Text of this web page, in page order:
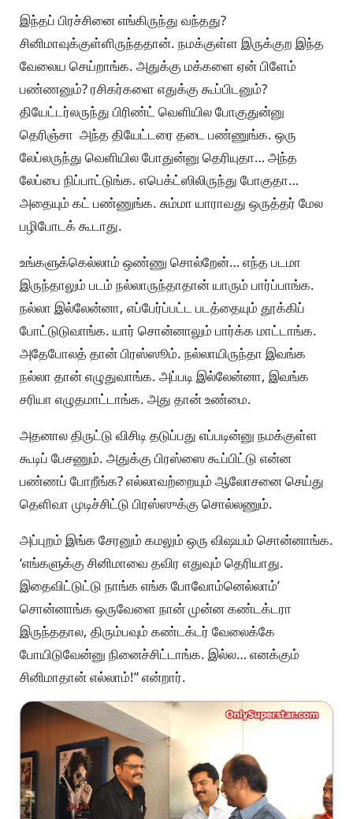
இந்தப் பிரச்சினை எங்கிருந்து வந்தது?
சினிமாவுக்குள்ளிருந்ததான். நமக்குள்ள இருக்குற இந்த
வேலைய செய்றாங்க. அதுக்கு மக்களை ஏன் பிளேம்
பண்ணனும்? ரசிகர்களை எதுக்கு கூப்பிடனும்?
தியேட்டர்லருந்து பிரிண்ட் வெளியில போகுதுன்னு
தெரிஞ்சா அந்த தியேட்டரை தடை பண்ணுங்க. ஒரு
லேப்லருந்து வெளியில போதுன்னு தெரியுதா… அந்த
லேப்பை நிப்பாட்டுங்க. எபெக்ட்ஸிலிருந்து போகுதா…
அதையும் கட் பண்ணுங்க. சும்மா யாராவது ஒருத்தர் மேல
பழிபோடக் கூடாது.
உங்களுக்கெல்லாம் ஒண்ணு சொல்றேன்… எந்த படமா
இருந்தாலும் படம் நல்லாருந்தாதான் யாரும் பார்ப்பாங்க.
நல்லா இல்லேன்னா, எப்பேர்ப்பட்ட படத்தையும் தூக்கிப்
போட்டுடுவாங்க. யார் சொன்னாலும் பார்க்க மாட்டாங்க.
அதேபோலத் தான் பிரஸ்ஸூம். நல்லாயிருந்தா இவங்க
நல்லா தான் எழுதுவாங்க. அப்படி இல்லேன்னா, இவங்க
சரியா எழுதமாட்டாங்க. அது தான் உண்மை.
அதனால திருட்டு விசிடி தடுப்பது எப்படின்னு நமக்குள்ள
கூடிப் பேசணும். அதுக்கு பிரஸ்ஸை கூப்பிட்டு என்ன
பண்ணப் போறீங்க? எல்லாவற்றையும் ஆலோசனை செய்து
தெளிவா முடிச்சிட்டு பிரஸ்ஸுக்கு சொல்லணும்.
அப்புறம் இங்க சேரனும் கமலும் ஒரு விஷயம் சொன்னாங்க.
‘எங்களுக்கு சினிமாவை தவிர எதுவும் தெரியாது.
இதைவிட்டுட்டு நாங்க எங்க போவோம்னெல்லாம்’
சொன்னாங்க ஒருவேளை நான் முன்ன கண்டக்டரா
இருந்ததால, திரும்பவும் கண்டக்டர் வேலைக்கே
போயிடுவேன்னு நினைச்சிட்டாங்க. இல்ல… எனக்கும்
சினிமாதான் எல்லாம்!” என்றார்.